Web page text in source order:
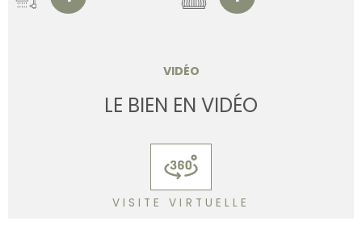
VIDÉO
LE BIEN EN VIDÉO
VISITE VIRTUELLE